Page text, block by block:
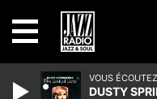
VOUS
DUSTY